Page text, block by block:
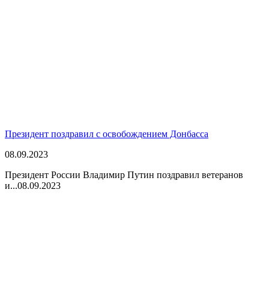
Президент поздравил с освобождением Донбасса
08.09.2023
Президент России Владимир Путин поздравил ветеранов
и...08.09.2023